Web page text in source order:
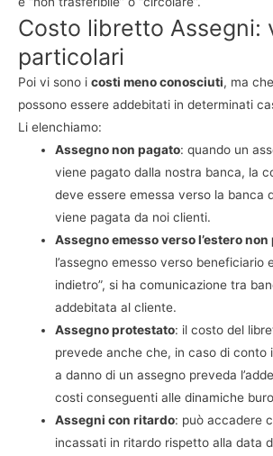
Costo libretto Assegni:
particolari
Poi vi sono i costi meno conosciuti, ma
possono essere addebitati in determinati
Li elenchiamo:
Assegno non pagato: quando un
viene pagato dalla nostra banca, la
deve essere emessa verso la banca
viene pagata da noi clienti.
Assegno emesso verso l’estero non
l’assegno emesso verso beneficiario
indietro”, si ha comunicazione tra
addebitata al cliente.
Assegno protestato: il costo del
prevede anche che, in caso di conto
a danno di un assegno preveda
costi conseguenti alle dinamiche
Assegni con ritardo: può accadere
incassati in ritardo rispetto alla data